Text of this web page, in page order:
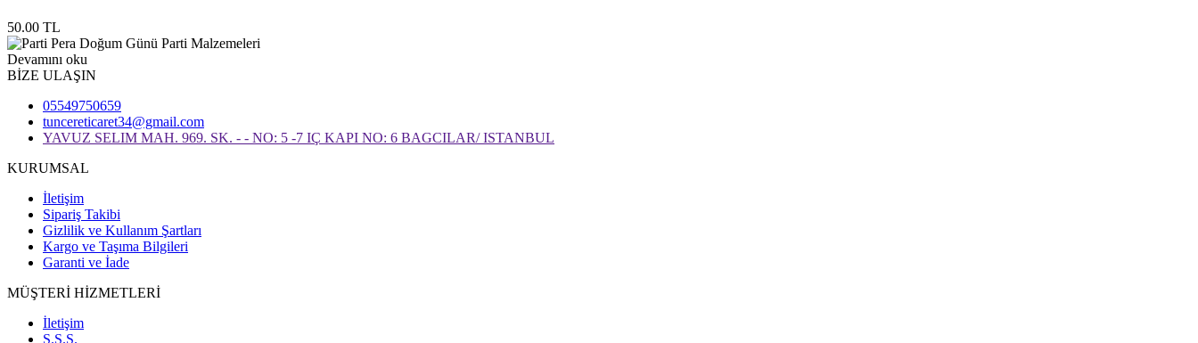
50.00 TL
Devamını oku
BİZE ULAŞIN
05549750659
tuncereticaret34@gmail.com
YAVUZ SELIM MAH. 969. SK. - - NO: 5 -7 IÇ KAPI NO: 6 BAGCILAR/ ISTANBUL
KURUMSAL
İletişim
Sipariş Takibi
Gizlilik ve Kullanım Şartları
Kargo ve Taşıma Bilgileri
Garanti ve İade
MÜŞTERİ HİZMETLERİ
İletişim
S.S.S.